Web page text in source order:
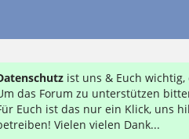
ist uns & Euch
das Forum zu unterstützen
Euch ist das nur ein Klick, uns
Vielen vielen Dank...